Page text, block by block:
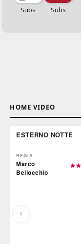
HOME VIDEO
ESTERNO NOTTE
REGIA
Marco
Bellocchio